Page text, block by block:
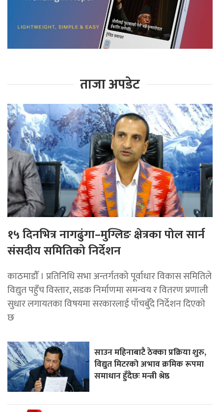
ताजा अपडेट
१५ दिनभित्र नागढुंगा–मुग्लिङ क्षेत्रका पोल सार्न
संसदीय समितिको निर्देशन
काठमाडाैँ । प्रतिनिधि सभा अन्तर्गतको पूर्वाधार विकास समितिले
विद्युत पहुँच विस्तार, सडक निर्माणमा समन्वय र वितरण प्रणाली
सुधार लगायतका विषयमा सरकारलाई पाँचबुँदे निर्देशन दिएको
छ
साउन महिनाबाटै ठेक्का प्रक्रिया शुरु,
विद्युत मिटरको अभाव क्रमिक रूपमा
समाधान हुँदैछः मन्त्री श्रेष्ठ